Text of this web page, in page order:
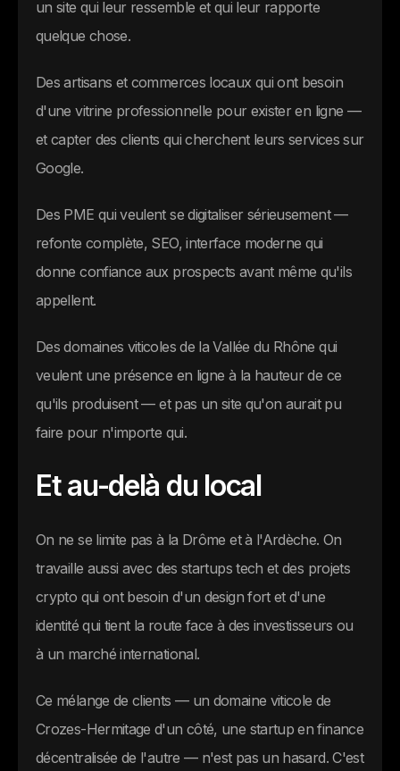
un site qui leur ressemble et qui leur rapporte
quelque chose.
Des artisans et commerces locaux qui ont besoin
d'une vitrine professionnelle pour exister en ligne —
et capter des clients qui cherchent leurs services sur
Google.
Des PME qui veulent se digitaliser sérieusement —
refonte complète, SEO, interface moderne qui
donne confiance aux prospects avant même qu'ils
appellent.
Des domaines viticoles de la Vallée du Rhône qui
veulent une présence en ligne à la hauteur de ce
qu'ils produisent — et pas un site qu'on aurait pu
faire pour n'importe qui.
Et au-delà du local
On ne se limite pas à la Drôme et à l'Ardèche. On
travaille aussi avec des startups tech et des projets
crypto qui ont besoin d'un design fort et d'une
identité qui tient la route face à des investisseurs ou
à un marché international.
Ce mélange de clients — un domaine viticole de
Crozes-Hermitage d'un côté, une startup en finance
décentralisée de l'autre — n'est pas un hasard. C'est